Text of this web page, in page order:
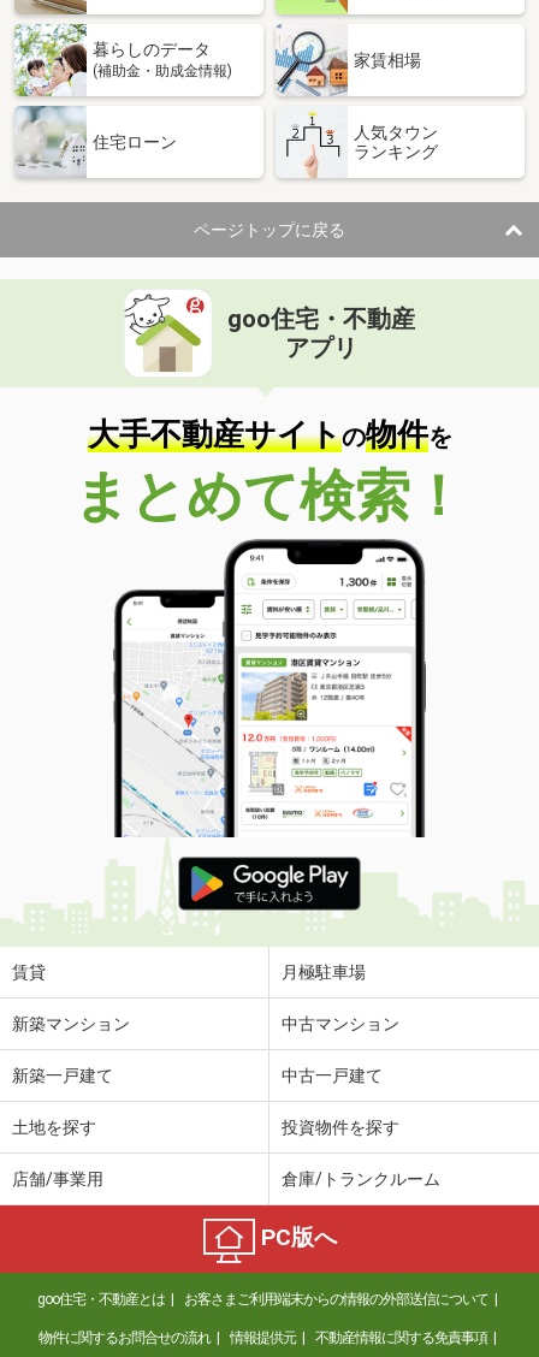
暮らしのデータ
(補助金・助成金情報)
家賃相場
住宅ローン
人気タウン
ランキング
ページトップに戻る
goo住宅・不動産
アプリ
大手不動産サイトの物件を
まとめて検索！
賃貸 月極駐車場
新築マンション 中古マンション
新築一戸建て 中古一戸建て
土地を探す 投資物件を探す
店舗/事業用 倉庫/トランクルーム
PC版へ
goo住宅・不動産とは お客さまご利用端末からの情報の外部送信について
物件に関するお問合せの流れ 情報提供元 不動産情報に関する免責事項